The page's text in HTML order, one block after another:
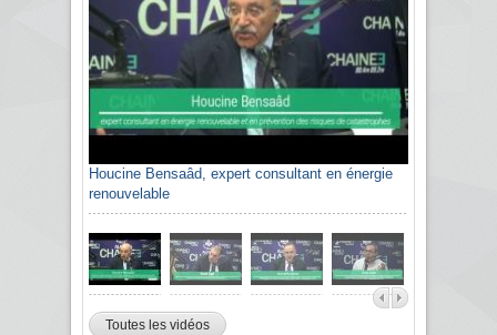
Houcine Bensaâd, expert consultant en énergie
renouvelable
Toutes les vidéos